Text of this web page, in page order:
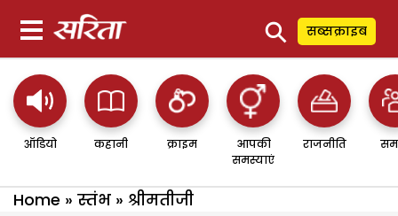
⚲ सब्सक्राइब
ऑडियो कहानी क्राइम
आपकी
समस्याएं
राजनीति
Home » स्तंभ » श्रीमतीजी